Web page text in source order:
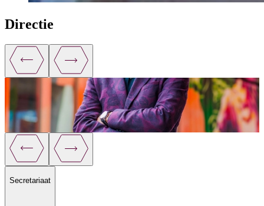
Directie
Marc van Kaam
Algemeen directeur
Secretariaat